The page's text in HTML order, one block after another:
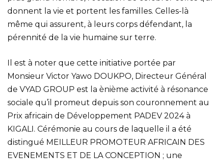
donnent la vie et portent les familles. Celles-là
même qui assurent, à leurs corps défendant, la
pérennité de la vie humaine sur terre.
Il est à noter que cette initiative portée par
Monsieur Victor Yawo DOUKPO, Directeur Général
de VYAD GROUP est la ènième activité à résonance
sociale qu’il promeut depuis son couronnement au
Prix africain de Développement PADEV 2024 à
KIGALI. Cérémonie au cours de laquelle il a été
distingué MEILLEUR PROMOTEUR AFRICAIN DES
EVENEMENTS ET DE LA CONCEPTION ; une